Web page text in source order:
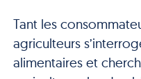
Tant les
agriculteurs
alimentaires et